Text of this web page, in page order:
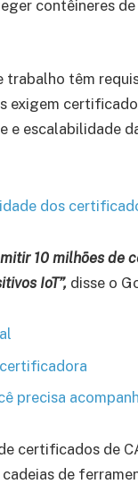
contêineres
trabalho têm
exigem
escalabilidade
dos
10 milhões de
IoT”, disse o
precisa
certificados de
de